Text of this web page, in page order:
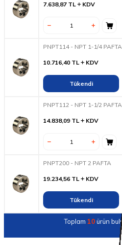
7.638,87 TL KDV
PNPT114 - NPT 1-1/4 PAFTA
10.716,40 TL KDV
Tükendi
PNPT112 - NPT 1-1/2 PAFTA
14.838,09 TL KDV
PNPT200 - NPT 2 PAFTA
19.234,56 TL KDV
Tükendi
Toplam 10ürün